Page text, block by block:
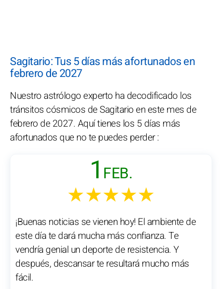
Sagitario: Tus 5 días más afortunados en
febrero de 2027
Nuestro astrólogo experto ha decodificado los
tránsitos cósmicos de Sagitario en este mes de
febrero de 2027. Aquí tienes los 5 días más
afortunados que no te puedes perder :
1 FEB.
★★★★★
¡Buenas noticias se vienen hoy! El ambiente de
este día te dará mucha más confianza. Te
vendría genial un deporte de resistencia. Y
después, descansar te resultará mucho más
fácil.